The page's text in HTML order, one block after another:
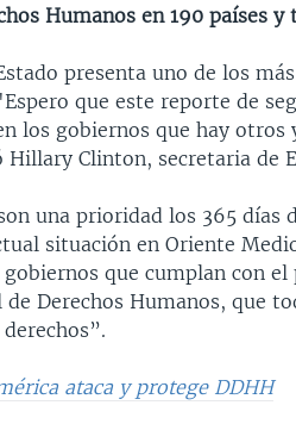
Humanos en 190 países
presenta uno de los
que este reporte de
los gobiernos que hay
Clinton, secretaria de
una prioridad los 365 días
situación en Oriente
gobiernos que cumplan con
Derechos Humanos, que
ataca y protege DDHH